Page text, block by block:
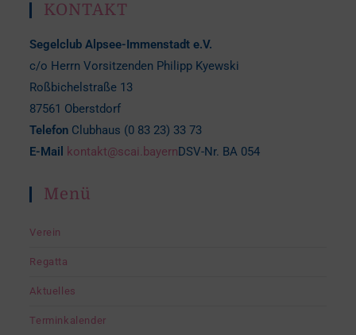
KONTAKT
Segelclub Alpsee-Immenstadt e.V.
c/o Herrn Vorsitzenden Philipp Kyewski
Roßbichelstraße 13
87561 Oberstdorf
Telefon Clubhaus (0 83 23) 33 73
E-Mail
kontakt@scai.bayernDSV-Nr. BA 054
Menü
Verein
Regatta
Aktuelles
Terminkalender